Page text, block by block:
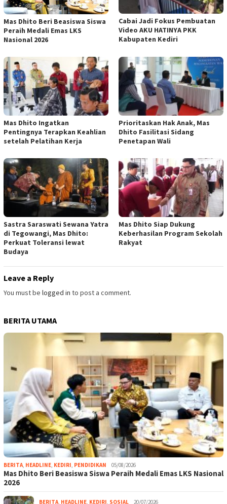
Mas Dhito Beri Beasiswa Siswa
Peraih Medali Emas LKS
Nasional 2026
Cabai Jadi Fokus Pembuatan
Video AKU HATINYA PKK
Kabupaten Kediri
Mas Dhito Ingatkan
Pentingnya Terapkan Keahlian
setelah Pelatihan Kerja
Prioritaskan Hak Anak, Mas
Dhito Fasilitasi Sidang
Penetapan Wali
Sastra Saraswati Sewana Yatra
di Tegowangi, Mas Dhito:
Perkuat Toleransi lewat
Budaya
Mas Dhito Siap Dukung
Keberhasilan Program Sekolah
Rakyat
Leave a Reply
You must be logged in to post a comment.
BERITA UTAMA
BERITA, HEADLINE, KEDIRI, PENDIDIKAN 05/08/2026
Mas Dhito Beri Beasiswa Siswa Peraih Medali Emas LKS Nasional
2026
BERITA, HEADLINE, KEDIRI, SOSIAL 20/07/2026